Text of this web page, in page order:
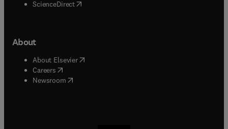
ScienceDirect(opens in new tab/window
About
About Elsevier( opens in new tab/window
Careers opens in new tab/window
Newsroom( opens in new tab/window